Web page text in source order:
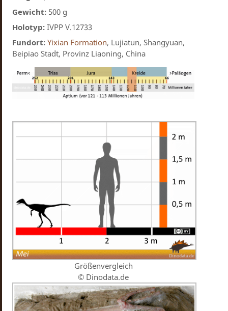
Gewicht: 500 g
Holotyp: IVPP V.12733
Fundort: Yixian Formation, Lujiatun, Shangyuan,
Beipiao Stadt, Provinz Liaoning, China
Größenvergleich
© Dinodata.de